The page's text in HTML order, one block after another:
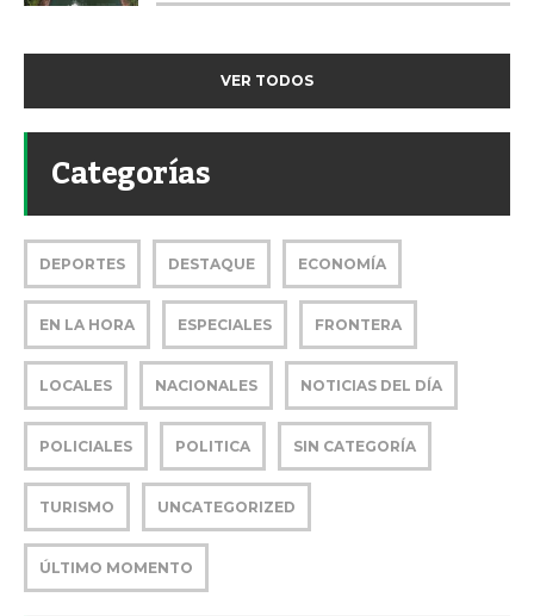
VER TODOS
Categorías
DEPORTES DESTAQUE ECONOMÍA
EN LA HORA ESPECIALES FRONTERA
LOCALES NACIONALES NOTICIAS DEL DÍA
POLICIALES POLITICA SIN CATEGORÍA
TURISMO UNCATEGORIZED
ÚLTIMO MOMENTO